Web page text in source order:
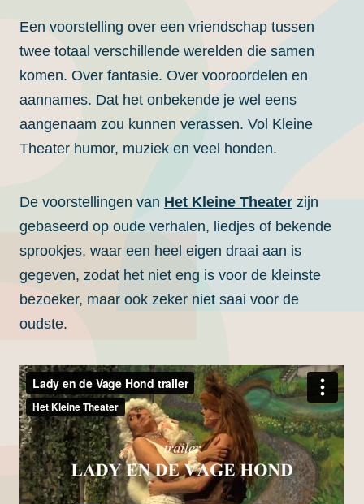
Een voorstelling over een vriendschap tussen
twee totaal verschillende werelden die samen
komen. Over fantasie. Over vooroordelen en
aannames. Dat het onbekende je wel eens
aangenaam zou kunnen verassen. Vol Kleine
Theater humor, muziek en veel honden.
De voorstellingen van Het Kleine Theater zijn
gebaseerd op oude verhalen, liedjes of bekende
sprookjes, waar een heel eigen draai aan is
gegeven, zodat het niet eng is voor de kleinste
bezoeker, maar ook zeker niet saai voor de
oudste.